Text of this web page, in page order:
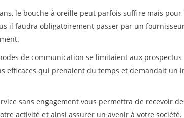
le bouche à oreille peut parfois suffire mais
il faudra obligatoirement passer par un
de communication se limitaient aux
efficaces qui prenaient du temps et demandait un
sans engagement vous permettra de recevoir
activité et ainsi assurer un avenir à votre société.